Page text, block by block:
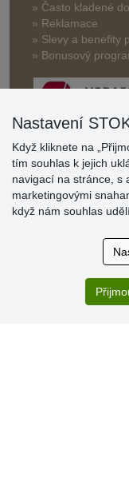
» Často kladené
» Reklamace
» Slevy a benefity
» Bonusový
Hodnocení
zákazníků
Super obchod,
Sortiment za fajn
Nastavení
Když kliknete na
tím souhlas k jejich
navigací na stránce, s
marketingovými
když nám souhlas